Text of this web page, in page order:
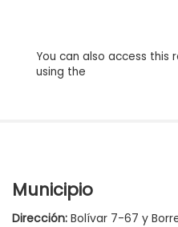
You can also access this
using the
Municipio
Dirección: Bolívar 7-67 y